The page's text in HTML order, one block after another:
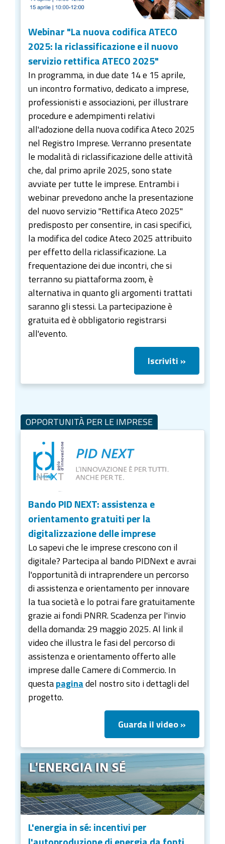
Webinar "La nuova codifica ATECO
2025: la riclassificazione e il nuovo
servizio rettifica ATECO 2025"
In programma, in due date 14 e 15 aprile,
un incontro formativo, dedicato a imprese,
professionisti e associazioni, per illustrare
procedure e adempimenti relativi
all'adozione della nuova codifica Ateco 2025
nel Registro Imprese. Verranno presentate
le modalità di riclassificazione delle attività
che, dal primo aprile 2025, sono state
avviate per tutte le imprese. Entrambi i
webinar prevedono anche la presentazione
del nuovo servizio "Rettifica Ateco 2025"
predisposto per consentire, in casi specifici,
la modifica del codice Ateco 2025 attribuito
per effetto della riclassificazione. La
frequentazione dei due incontri, che si
terranno su piattaforma zoom, è
alternativa in quanto gli argomenti trattati
saranno gli stessi. La partecipazione è
gratuita ed è obbligatorio registrarsi
all'evento.
Iscriviti »
OPPORTUNITÀ PER LE IMPRESE
Bando PID NEXT: assistenza e
orientamento gratuiti per la
digitalizzazione delle imprese
Lo sapevi che le imprese crescono con il
digitale? Partecipa al bando PIDNext e avrai
l'opportunità di intraprendere un percorso
di assistenza e orientamento per innovare
la tua società e lo potrai fare gratuitamente
grazie ai fondi PNRR. Scadenza per l'invio
della domanda: 29 maggio 2025. Al link il
video che illustra le fasi del percorso di
assistenza e orientamento offerto alle
imprese dalle Camere di Commercio. In
questa pagina del nostro sito i dettagli del
progetto.
Guarda il video »
L'energia in sé: incentivi per
l'autoproduzione di energia da fonti